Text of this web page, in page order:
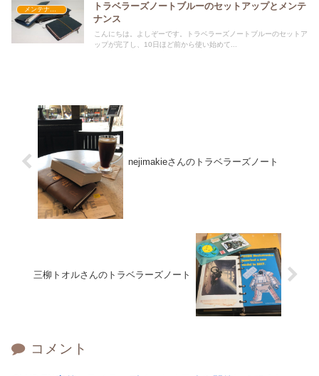
メンテナンス
トラベラーズノートブルーのセットアップとメンテ
ナンス
こんにちは。よしぞーです。トラベラーズノートブルーのセットア
ップが完了し、10日ほど前から使い始めて...
nejimakieさんのトラベラーズノート
三柳トオルさんのトラベラーズノート
コメント